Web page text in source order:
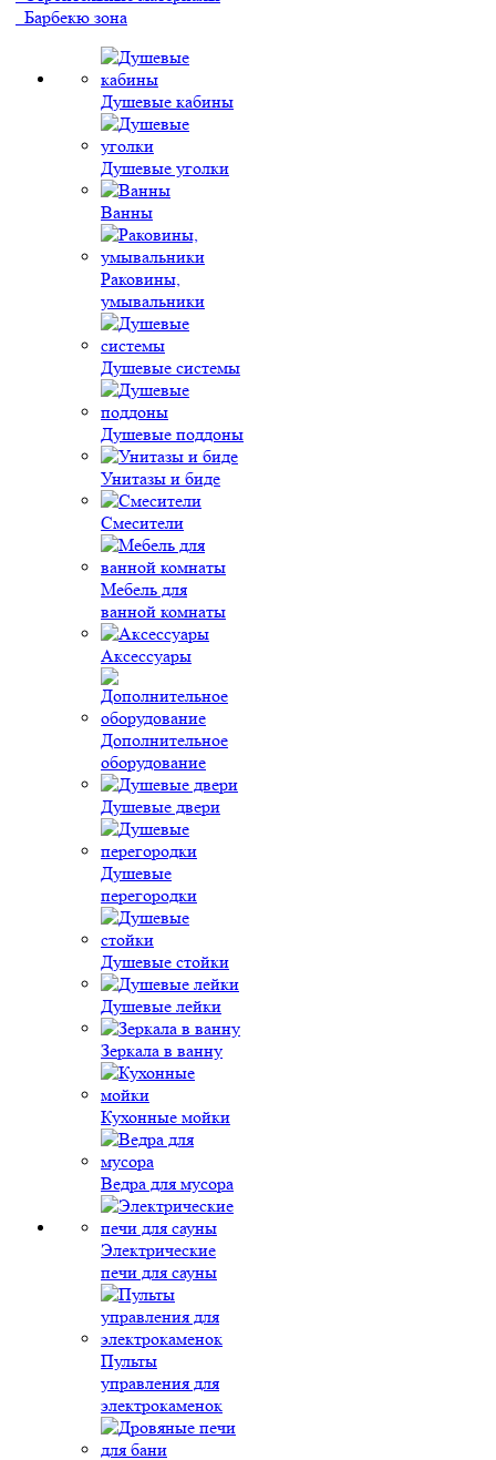
Барбекю зона
Душевые кабины
Душевые уголки
Ванны
Раковины,
умывальники
Душевые системы
Душевые поддоны
Унитазы и биде
Смесители
Мебель для
ванной комнаты
Аксессуары
Дополнительное
оборудование
Душевые двери
Душевые
перегородки
Душевые стойки
Душевые лейки
Зеркала в ванну
Кухонные мойки
Ведра для мусора
Электрические
печи для сауны
Пульты
управления для
электрокаменок